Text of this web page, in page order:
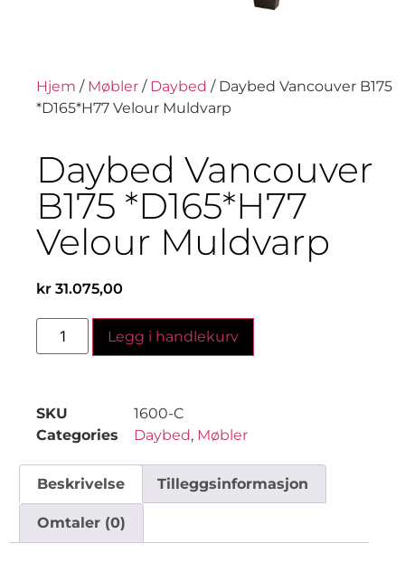
Hjem / Møbler / Daybed / Daybed Vancouver B175
*D165*H77 Velour Muldvarp
Daybed Vancouver
B175 *D165*H77
Velour Muldvarp
kr 31.075,00
Legg i handlekurv
SKU
1600-C
Categories
Daybed, Møbler
Beskrivelse Tilleggsinformasjon
Omtaler (0)